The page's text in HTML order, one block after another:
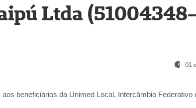
Ltda
01
aos beneficiários da Unimed Local, Intercâmbio Federativo